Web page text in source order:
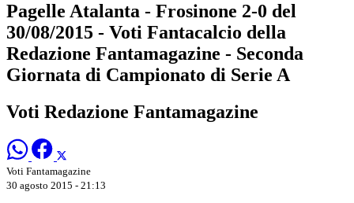
Pagelle Atalanta - Frosinone 2-0 del
30/08/2015 - Voti Fantacalcio della
Redazione Fantamagazine - Seconda
Giornata di Campionato di Serie A
Voti Redazione Fantamagazine
Voti Fantamagazine
30 agosto 2015 - 21:13